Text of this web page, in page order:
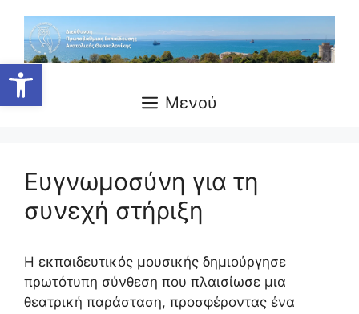
Ανοίξτε τη γραμμή εργαλείων
περιεχόμενο
Μενού
Ευγνωμοσύνη για τη
συνεχή στήριξη
Η εκπαιδευτικός μουσικής δημιούργησε
πρωτότυπη σύνθεση που πλαισίωσε μια
θεατρική παράσταση, προσφέροντας ένα